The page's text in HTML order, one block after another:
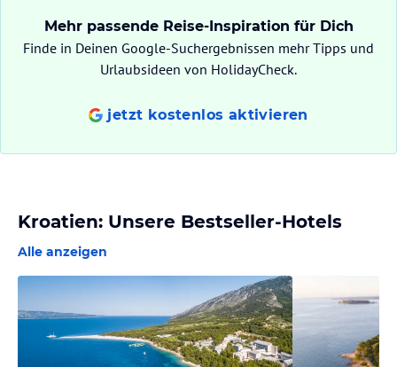
Mehr passende Reise-Inspiration für Dich
Finde in Deinen Google-Suchergebnissen mehr Tipps und
Urlaubsideen von HolidayCheck.
jetzt kostenlos aktivieren
Kroatien: Unsere Bestseller-Hotels
Alle anzeigen